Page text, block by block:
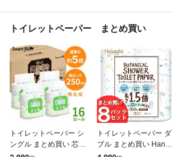
トイレットペーパー まとめ買い
トイレットペーパー シ
ングル まとめ買い 芯な
し 超ロング 5倍巻き 再
トイレットペーパー ダ
ブル まとめ買い Hanat
aba ボタニカルシャワ